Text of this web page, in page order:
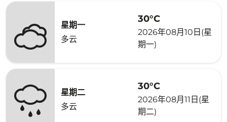
星期一
多云
30°C
2026年08月10日(星
期一)
星期二
多云
30°C
2026年08月11日(星
期二)